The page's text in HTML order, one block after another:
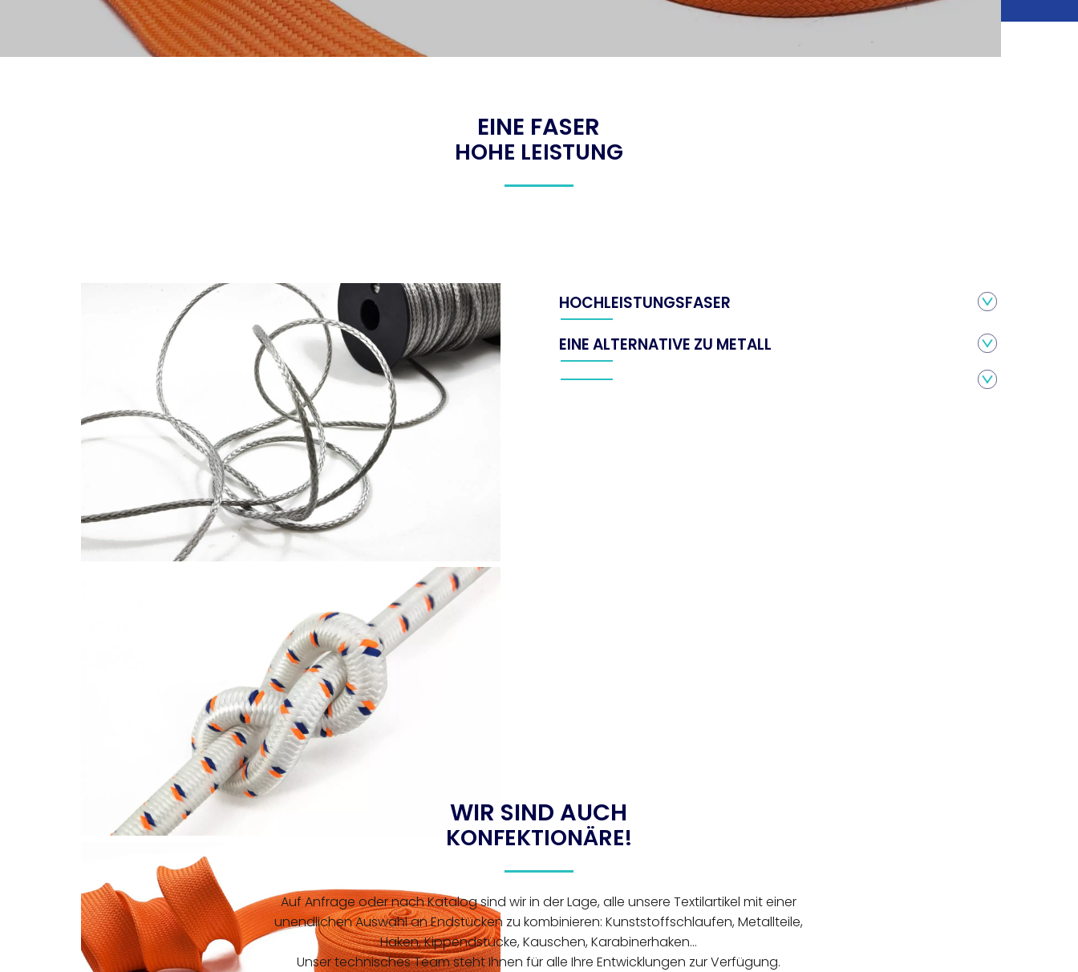
EINE FASER
HOHE LEISTUNG
HOCHLEISTUNGSFASER
EINE ALTERNATIVE ZU METALL
WIR SIND AUCH
KONFEKTIONÄRE!
Auf Anfrage oder nach Katalog sind wir in der Lage, alle unsere Textilartikel mit einer
unendlichen Auswahl an Endstücken zu kombinieren: Kunststoffschlaufen, Metallteile,
Haken, Kippendstücke, Kauschen, Karabinerhaken...
Unser technisches Team steht Ihnen für alle Ihre Entwicklungen zur Verfügung.